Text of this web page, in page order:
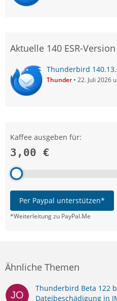
Aktuelle 140 ESR-Version
Thunderbird
Thunder 22. Juli 2026
Kaffee ausgeben für:
3,00 €
Per Paypal unterstützen*
*Weiterleitung zu PayPal.Me
Ähnliche Themen
Thunderbird Beta 122
Dateibeschädigung in